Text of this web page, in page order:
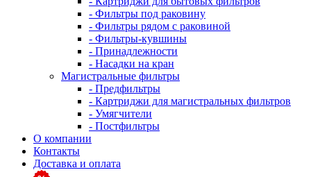
- Фильтры под раковину
- Фильтры рядом с раковиной
- Фильтры-кувшины
- Принадлежности
- Насадки на кран
Магистральные фильтры
- Предфильтры
- Картриджи для магистральных фильтров
- Умягчители
- Постфильтры
О компании
Контакты
Доставка и оплата